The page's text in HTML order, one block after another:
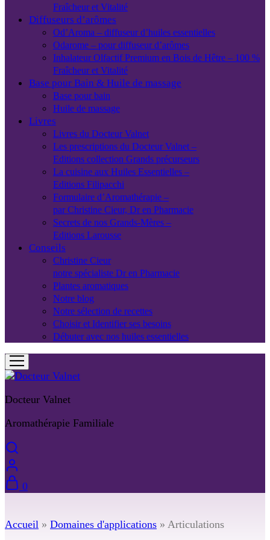
Fraîcheur et Vitalité
Diffuseurs d’arômes
Od’Aroma – diffuseur d’huiles essentielles
Odarome – pour diffuseur d’arômes
Inhalateur Olfactif Premium en Bois de Hêtre – 100 %
Fraîcheur et Vitalité
Base pour Bain & Huile de massage
Base pour bain
Huile de massage
Livres
Livres du Docteur Valnet
Les prescriptions du Docteur Valnet –
Editions collection Grands précurseurs
La cuisine aux Huiles Essentielles –
Editions Filipacchi
Formulaire d’Aromathérapie –
par Christine Cieur, Dr en Pharmacie
Secrets de nos Grands-Mères –
Editions Larousse
Conseils
Christine Cieur
notre spécialiste Dr en Pharmacie
Plantes aromatiques
Notre blog
Notre sélection de recettes
Choisir et Identifier ses besoins
Débuter avec nos huiles essentielles
Docteur Valnet
Aromathérapie Familiale
0
Accueil » Domaines d'applications » Articulations